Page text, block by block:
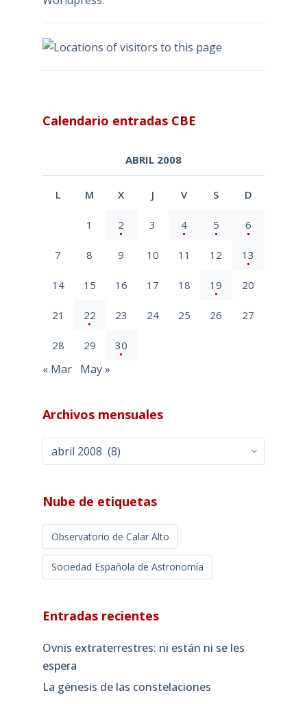
Calendario entradas CBE
ABRIL 2008
L M X J V S D
1 2 3 4 5 6
7 8 9 10 11 12 13
14 15 16 17 18 19 20
21 22 23 24 25 26 27
28 29 30
« Mar May »
Archivos mensuales
Archivos
mensuales
Nube de etiquetas
Observatorio de Calar Alto
Sociedad Española de Astronomía
Entradas recientes
Ovnis extraterrestres: ni están ni se les
espera
La génesis de las constelaciones